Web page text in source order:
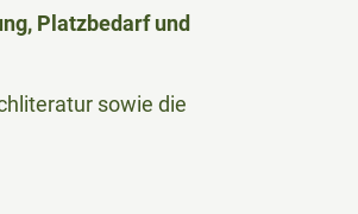
Platzbedarf und
sowie die